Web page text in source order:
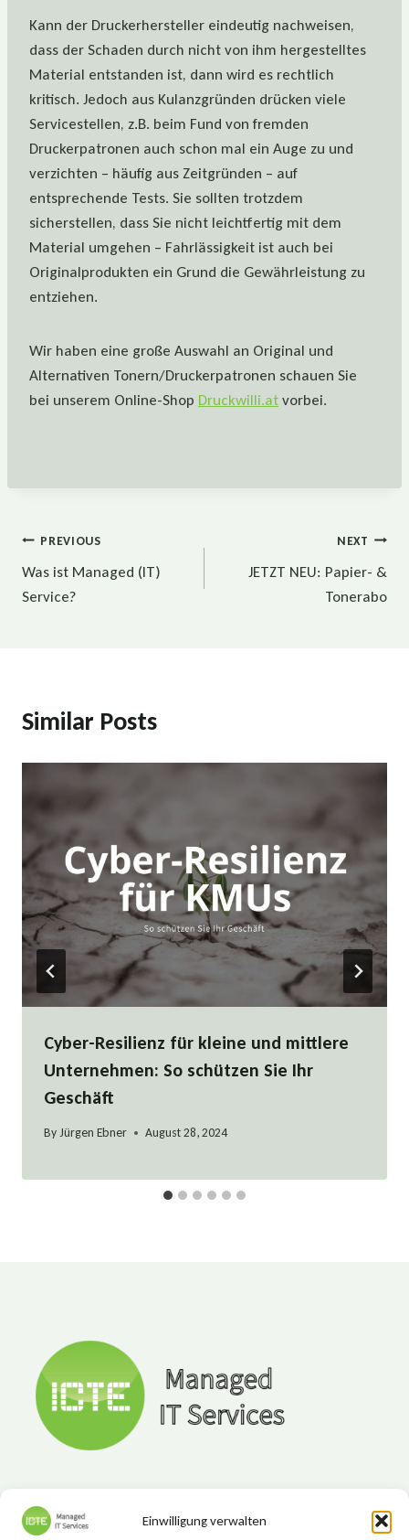
Einwilligung verwalten
Kann der Druckerhersteller eindeutig nachweisen,
dass der Schaden durch nicht von ihm hergestelltes
Material entstanden ist, dann wird es rechtlich
kritisch. Jedoch aus Kulanzgründen drücken viele
Servicestellen, z.B. beim Fund von fremden
Druckerpatronen auch schon mal ein Auge zu und
verzichten – häufig aus Zeitgründen – auf
entsprechende Tests. Sie sollten trotzdem
sicherstellen, dass Sie nicht leichtfertig mit dem
Material umgehen – Fahrlässigkeit ist auch bei
Originalprodukten ein Grund die Gewährleistung zu
entziehen.
Wir haben eine große Auswahl an Original und
Alternativen Tonern/Druckerpatronen schauen Sie
bei unserem Online-Shop Druckwilli.atvorbei.
Beitragsnavigation
PREVIOUS
Was ist Managed (IT)
Service?
NEXT
JETZT NEU: Papier- &
Tonerabo
Similar Posts
Cyber-Resilienz für kleine und mittlere
Unternehmen: So schützen Sie Ihr
Geschäft
ByJürgen Ebner August 28, 2024